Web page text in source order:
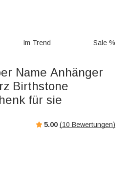
Im Trend Sale %
Name Anhänger
Birthstone
für sie
5.00 (10 Bewertungen)